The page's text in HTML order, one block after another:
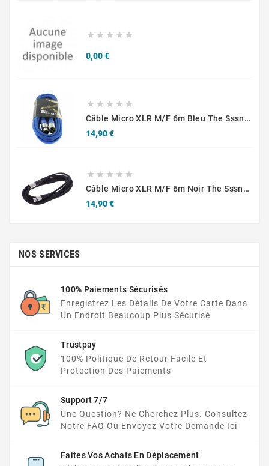
    
0,00 €Prix
    
Câble Micro XLR M/F 6m Bleu The Sssnake SM6BL
14,90 €Prix
    
Câble Micro XLR M/F 6m Noir The Sssnake SM6BK
14,90 €Prix
NOS SERVICES
100% Paiements Sécurisés
Enregistrez Les Détails De Votre Carte Dans
Un Endroit Beaucoup Plus Sécurisé
Trustpay
100% Politique De Retour Facile Et
Protection Des Paiements
Support 7/7
Une Question? Ne Cherchez Plus. Consultez
Notre FAQ Ou Envoyez Votre Demande Ici
Faites Vos Achats En Déplacement